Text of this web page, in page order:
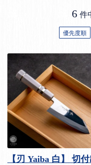
優先度順
6 件
【刃 Yaiba 白】 切付